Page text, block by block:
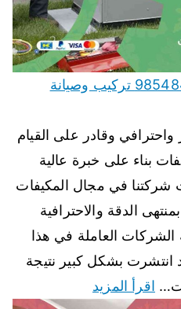
فني تكييف هندي الري 98548488 تركيب وصيانة
وقادر على القيام
بناء على خبرة عالية
شركتنا في مجال المكيفات
الدقة والاحترافية
الشركات العاملة في هذا
انتشرت بشكل كبير نتيجة
اقرأ المزيد